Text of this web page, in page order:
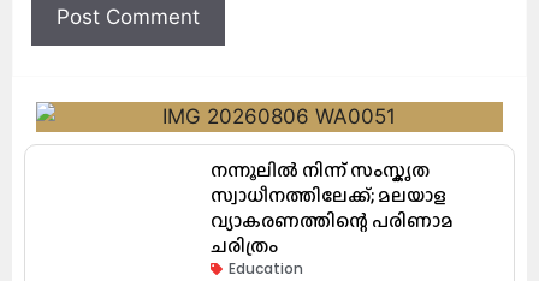
നന്നൂലിൽ നിന്ന് സംസ്കൃത
സ്വാധീനത്തിലേക്ക്; മലയാള
വ്യാകരണത്തിന്റെ പരിണാമ
ചരിത്രം
Education